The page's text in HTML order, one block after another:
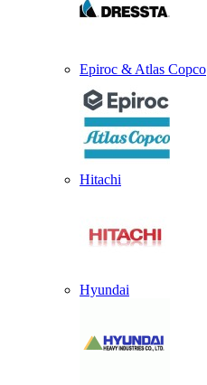
Epiroc & Atlas Copco
Hitachi
Hyundai